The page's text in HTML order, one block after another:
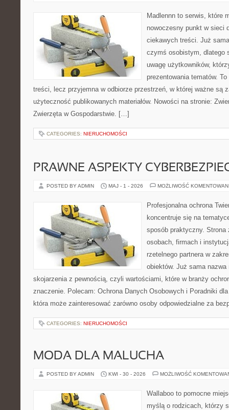
Madlennn to serwis, które
nowoczesny punkt w sieci
ciekawych treści. Już
czymś osobistym, dlatego
uwagę użytkowników,
prezentowania tematów.
treści, lecz przyjemna w odbiorze przestrzeń, w której ważne są
użyteczność publikowanych materiałów. Nowości na stronie:
Zwierzęta w Gospodarstwie. […]
CATEGORIES: NIERUCHOMOŚCI
PRAWNE ASPEKTY
POSTED BY ADMIN MAJ - 1 - 2026 MOŻLIWOŚĆ
Profesjonalna ochrona
koncentruje się na
sposób praktyczny. Strona
osobach, firmach i
rzetelnego partnera w
obiektów. Już sama nazwa
skojarzenia z pewnością, czyli wartościami, które w branży
znaczenie. Polecam: Ochrona Danych Osobowych i Poradniki
która może zainteresować zarówno osoby odpowiedzialne za
CATEGORIES: NIERUCHOMOŚCI
MODA DLA MALUCHA
POSTED BY ADMIN KWI - 30 - 2026 MOŻLIWOŚĆ
Wallaboo to pomocne
myślą o rodzicach, którzy